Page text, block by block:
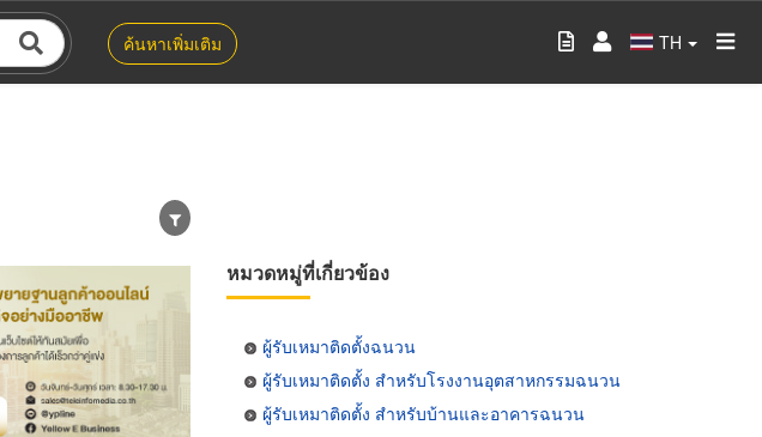
ค้นหาเพิ่มเติม TH
หมวดหมู่ที่เกี่ยวข้อง
ผู้รับเหมาติดตั้งฉนวน
ผู้รับเหมาติดตั้ง สำหรับโรงงานอุตสาหกรรมฉนวน
ผู้รับเหมาติดตั้ง สำหรับบ้านและอาคารฉนวน